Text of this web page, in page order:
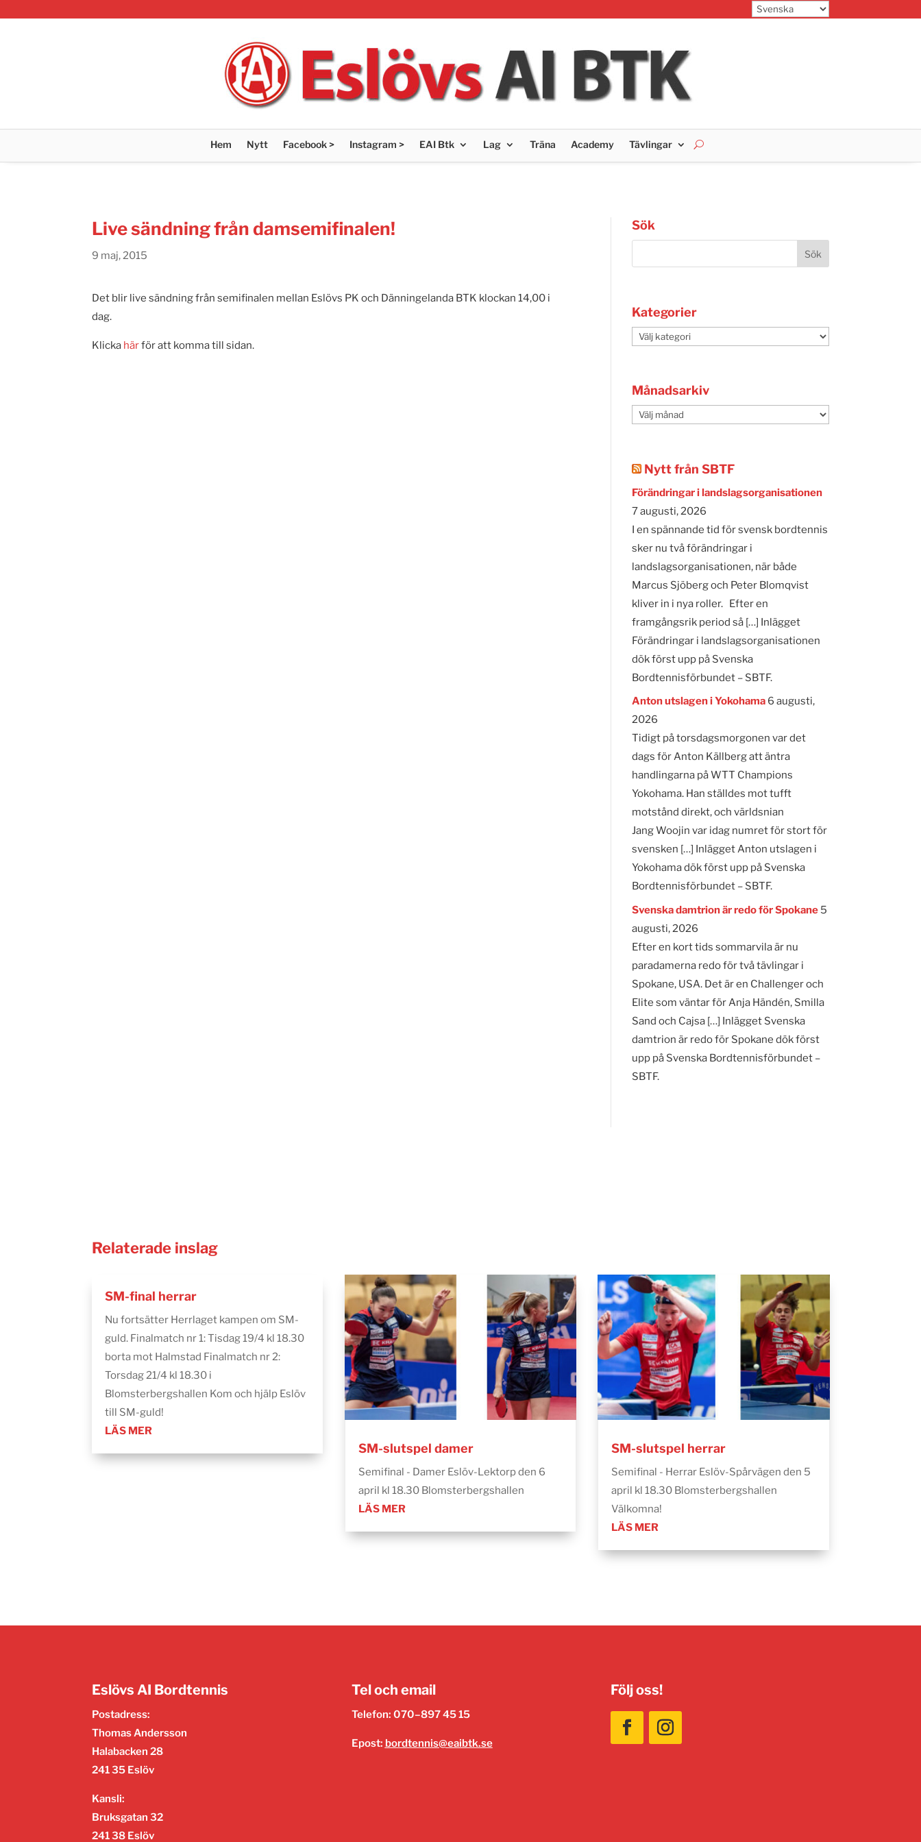
Hem Nytt Facebook > Instagram > EAI Btk Lag Träna Academy Tävlingar
Live sändning från damsemifinalen!
9 maj, 2015
Det blir live sändning från semifinalen mellan Eslövs PK och Dänningelanda BTK klockan 14,00 i
dag.
Klicka härför att komma till sidan.
Sök
Kategorier
Kategorier
Månadsarkiv
Månadsarkiv
Nytt från SBTF
Förändringar i landslagsorganisationen
7 augusti, 2026
I en spännande tid för svensk bordtennis
sker nu två förändringar i
landslagsorganisationen, när både
Marcus Sjöberg och Peter Blomqvist
kliver in i nya roller. Efter en
framgångsrik period så […] Inlägget
Förändringar i landslagsorganisationen
dök först upp på Svenska
Bordtennisförbundet – SBTF.
Anton utslagen i Yokohama 6 augusti,
2026
Tidigt på torsdagsmorgonen var det
dags för Anton Källberg att äntra
handlingarna på WTT Champions
Yokohama. Han ställdes mot tufft
motstånd direkt, och världsnian
Jang Woojin var idag numret för stort för
svensken […] Inlägget Anton utslagen i
Yokohama dök först upp på Svenska
Bordtennisförbundet – SBTF.
Svenska damtrion är redo för Spokane 5
augusti, 2026
Efter en kort tids sommarvila är nu
paradamerna redo för två tävlingar i
Spokane, USA. Det är en Challenger och
Elite som väntar för Anja Händén, Smilla
Sand och Cajsa […] Inlägget Svenska
damtrion är redo för Spokane dök först
upp på Svenska Bordtennisförbundet –
SBTF.
Relaterade inslag
SM-final herrar
Nu fortsätter Herrlaget kampen om SM-
guld. Finalmatch nr 1: Tisdag 19/4 kl 18.30
borta mot Halmstad Finalmatch nr 2:
Torsdag 21/4 kl 18.30 i
Blomsterbergshallen Kom och hjälp Eslöv
till SM-guld!
LÄS MER
SM-slutspel damer
Semifinal - Damer Eslöv-Lektorp den 6
april kl 18.30 Blomsterbergshallen
LÄS MER
SM-slutspel herrar
Semifinal - Herrar Eslöv-Spårvägen den 5
april kl 18.30 Blomsterbergshallen
Välkomna!
LÄS MER
Eslövs AI Bordtennis
Postadress:
Thomas Andersson
Halabacken 28
241 35 Eslöv
Kansli:
Bruksgatan 32
241 38 Eslöv
Tel och email
Telefon: 070–897 45 15
Epost: bordtennis@eaibtk.se
Följ oss!